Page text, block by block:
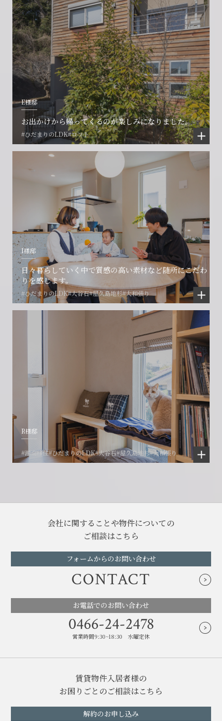
E様邸
お出かけから帰ってくるのが楽しみになりました。
#ひだまりのLDK#ロフト
I様邸
日々暮らしていく中で質感の高い素材など随所にこだわ
りを感じます。
#ひだまりのLDK#大谷石#屋久島地杉#大和張り
R様邸
#湘南移住#ひだまりのLDK#大谷石#屋久島地杉#大和張り
会社に関することや物件についての
ご相談はこちら
フォームからのお問い合わせ
CONTACT
お電話でのお問い合わせ
0466-24-2478
営業時間9:30~18:30 水曜定休
賃貸物件入居者様の
お困りごとのご相談はこちら
解約のお申し込み